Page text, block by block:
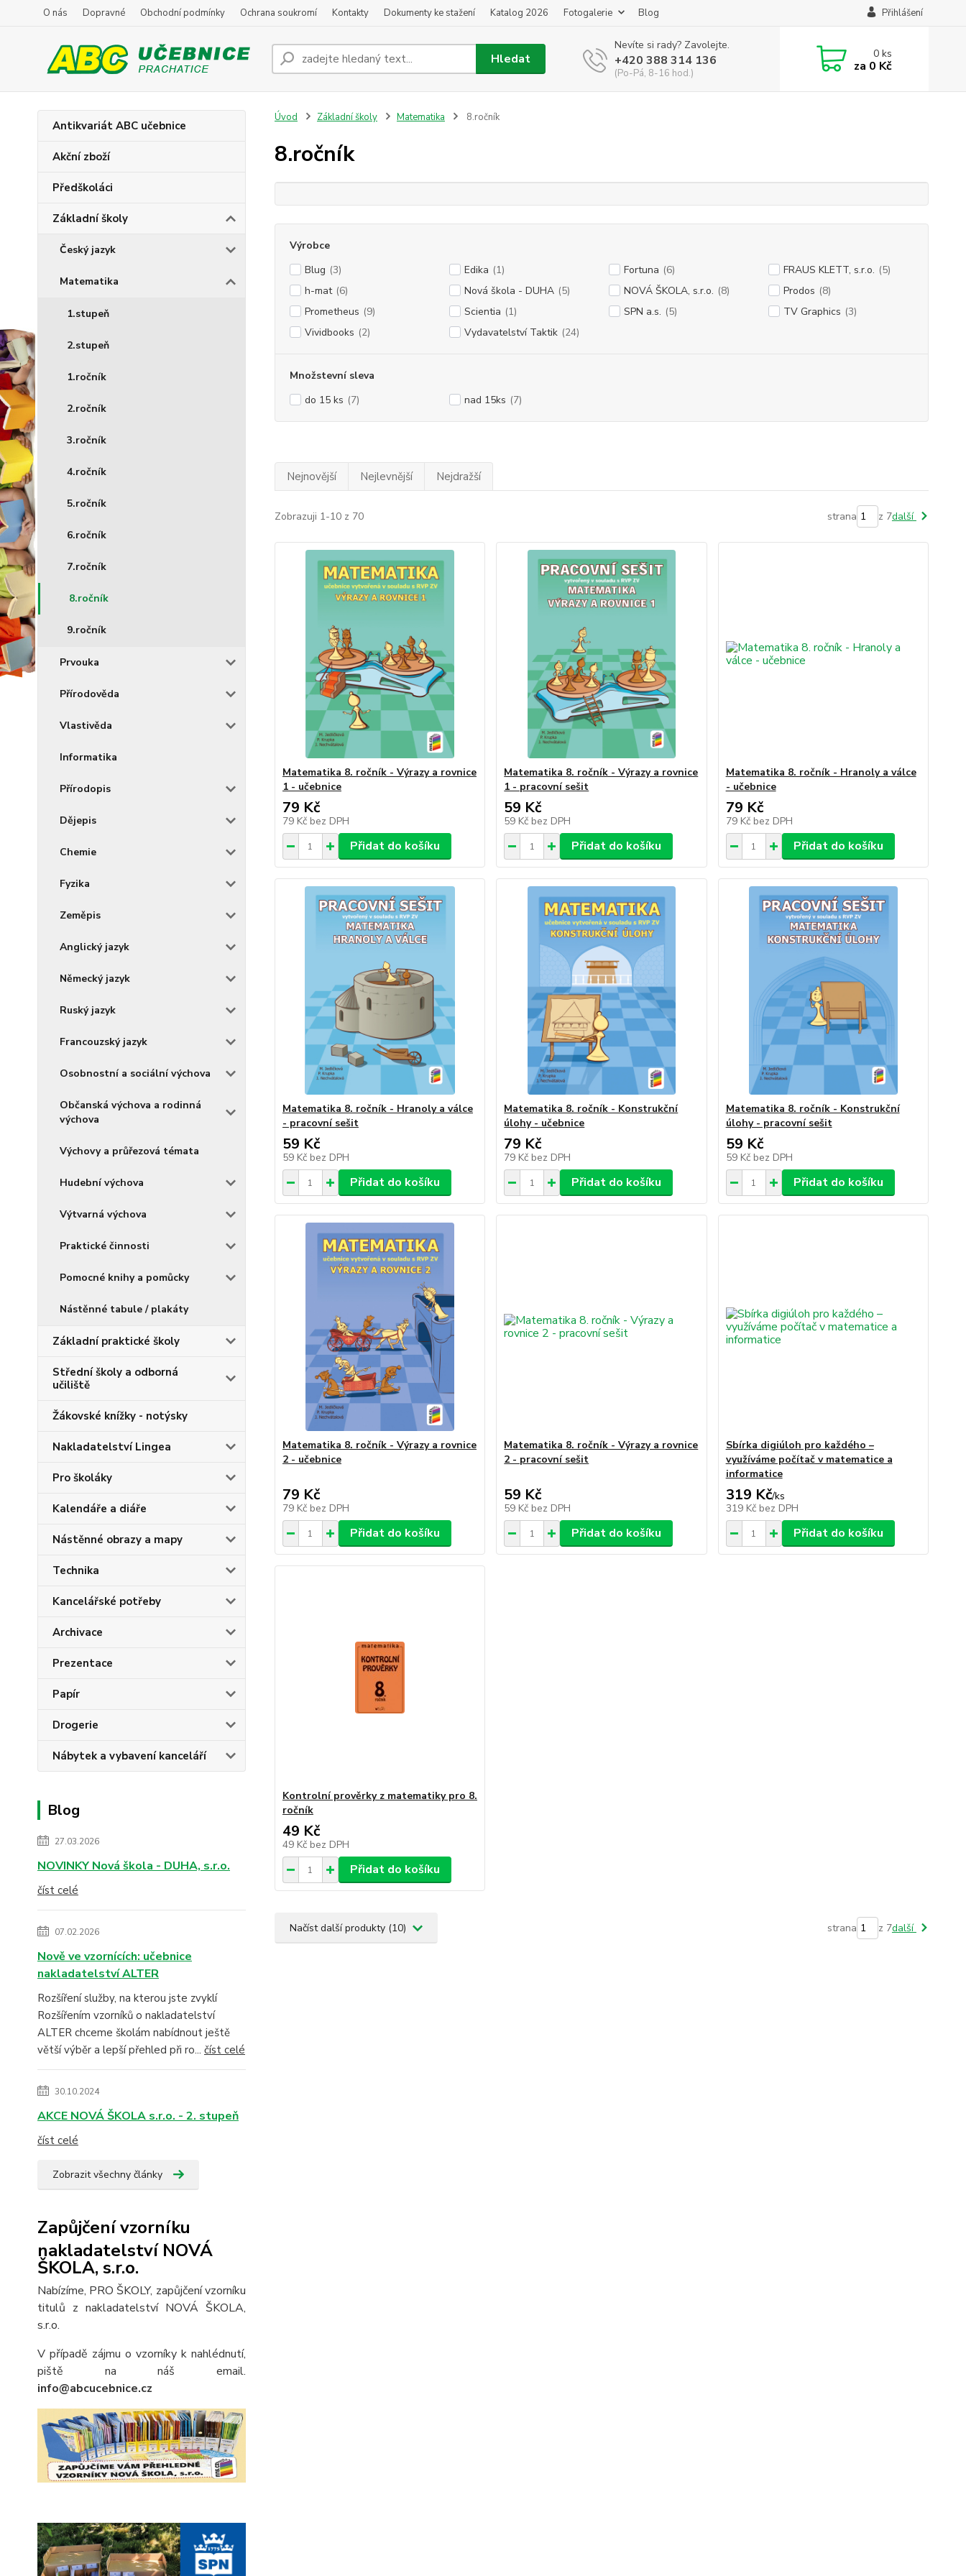
O nás Dopravné Obchodní podmínky Ochrana soukromí Kontakty Dokumenty ke stažení Katalog 2026 Fotogalerie Blog Přihlášení
Hledat
Nevíte si rady? Zavolejte.
+420 388 314 136
(Po-Pá, 8-16 hod.)
0ks
za 0 Kč
Antikvariát ABC učebnice
Akční zboží
Předškoláci
Základní školy
Český jazyk
Matematika
1.stupeň
2.stupeň
1.ročník
2.ročník
3.ročník
4.ročník
5.ročník
6.ročník
7.ročník
8.ročník
9.ročník
Prvouka
Přírodověda
Vlastivěda
Informatika
Přírodopis
Dějepis
Chemie
Fyzika
Zeměpis
Anglický jazyk
Německý jazyk
Ruský jazyk
Francouzský jazyk
Osobnostní a sociální výchova
Občanská výchova a rodinná
výchova
Výchovy a průřezová témata
Hudební výchova
Výtvarná výchova
Praktické činnosti
Pomocné knihy a pomůcky
Nástěnné tabule / plakáty
Základní praktické školy
Střední školy a odborná
učiliště
Žákovské knížky - notýsky
Nakladatelství Lingea
Pro školáky
Kalendáře a diáře
Nástěnné obrazy a mapy
Technika
Kancelářské potřeby
Archivace
Prezentace
Papír
Drogerie
Nábytek a vybavení kanceláří
Blog
27.03.2026
NOVINKY Nová škola - DUHA, s.r.o.
číst celé
07.02.2026
Nově ve vzornících: učebnice
nakladatelství ALTER
Rozšíření služby, na kterou jste zvyklí
Rozšířením vzorníků o nakladatelství
ALTER chceme školám nabídnout ještě
větší výběr a lepší přehled při ro... číst celé
30.10.2024
AKCE NOVÁ ŠKOLA s.r.o. - 2. stupeň
číst celé
Zobrazit všechny články
Zapůjčení vzorníku
nakladatelství NOVÁ
ŠKOLA, s.r.o.
Nabízíme, PRO ŠKOLY, zapůjčení vzorníku
titulů z nakladatelství NOVÁ ŠKOLA,
s.r.o.
V případě zájmu o vzorníky k nahlédnutí,
piště na náš email.
info@abcucebnice.cz
Úvod Základní školy Matematika 8.ročník
8.ročník
Výrobce
Blug (3) Edika (1) Fortuna (6) FRAUS KLETT, s.r.o. (5)
h-mat (6) Nová škola - DUHA (5) NOVÁ ŠKOLA, s.r.o. (8) Prodos (8)
Prometheus (9) Scientia (1) SPN a.s. (5) TV Graphics (3)
Vividbooks (2) Vydavatelství Taktik (24)
Množstevní sleva
do 15 ks (7) nad 15ks (7)
Nejnovější Nejlevnější Nejdražší
Zobrazuji 1-10 z 70 strana z 7další
Matematika 8. ročník - Výrazy a rovnice
1 - učebnice
79 Kč
79 Kč bez DPH
Přidat do košíku
Matematika 8. ročník - Výrazy a rovnice
1 - pracovní sešit
59 Kč
59 Kč bez DPH
Přidat do košíku
Matematika 8. ročník - Hranoly a válce
- učebnice
79 Kč
79 Kč bez DPH
Přidat do košíku
Matematika 8. ročník - Hranoly a válce
- pracovní sešit
59 Kč
59 Kč bez DPH
Přidat do košíku
Matematika 8. ročník - Konstrukční
úlohy - učebnice
79 Kč
79 Kč bez DPH
Přidat do košíku
Matematika 8. ročník - Konstrukční
úlohy - pracovní sešit
59 Kč
59 Kč bez DPH
Přidat do košíku
Matematika 8. ročník - Výrazy a rovnice
2 - učebnice
79 Kč
79 Kč bez DPH
Přidat do košíku
Matematika 8. ročník - Výrazy a rovnice
2 - pracovní sešit
59 Kč
59 Kč bez DPH
Přidat do košíku
Sbírka digiúloh pro každého –
využíváme počítač v matematice a
informatice
319 Kč/ks
319 Kč bez DPH
Přidat do košíku
Kontrolní prověrky z matematiky pro 8.
ročník
49 Kč
49 Kč bez DPH
Přidat do košíku
Načíst další produkty (10) strana z 7další